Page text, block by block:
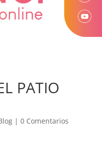
PATIO
| 0 Comentarios